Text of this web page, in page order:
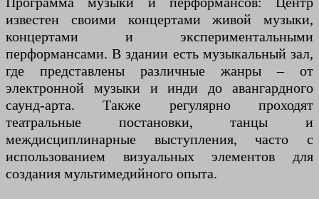
известен своими концертами живой музыки,
концертами и экспериментальными
перформансами. В здании есть музыкальный зал,
где представлены различные жанры – от
электронной музыки и инди до авангардного
саунд-арта. Также регулярно проходят
театральные постановки, танцы и
междисциплинарные выступления, часто с
использованием визуальных элементов для
создания мультимедийного опыта.